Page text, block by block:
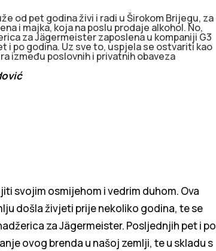
od pet godina živi i radi u Širokom Brijegu, za
i majka, koja na poslu prodaje alkohol. No,
za Jägermeister zaposlena u kompaniji G3
i po godina. Uz sve to, uspjela se ostvariti kao
između poslovnih i privatnih obaveza
svojim osmijehom i vedrim duhom. Ova
došla živjeti prije nekoliko godina, te se
za Jägermeister. Posljednjih pet i po
ovog brenda u našoj zemlji, te u skladu s